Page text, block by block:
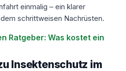
einmalig – ein klarer
schrittweisen Nachrüsten.
Ratgeber: Was kostet ein
Insektenschutz im